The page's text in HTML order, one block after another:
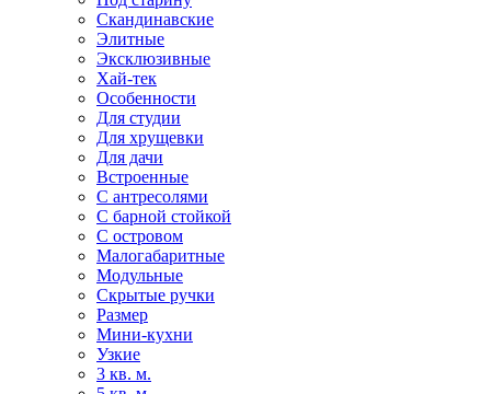
Скандинавские
Элитные
Эксклюзивные
Хай-тек
Особенности
Для студии
Для хрущевки
Для дачи
Встроенные
С антресолями
С барной стойкой
С островом
Малогабаритные
Модульные
Скрытые ручки
Размер
Мини-кухни
Узкие
3 кв. м.